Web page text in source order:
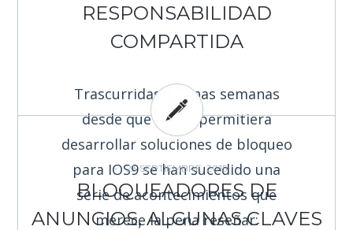
RESPONSABILIDAD
COMPARTIDA
Trascurridas ya unas semanas
desde queApple
permitiera
desarrollar soluciones de bloqueo
para IOS9 se han sucedido una
serie de acontecimientos que
merece la pena reseñar:
23 SEPTIEMBRE, 2015
BLOQUEADORES DE
ANUNCIOS, ALGUNAS CLAVES